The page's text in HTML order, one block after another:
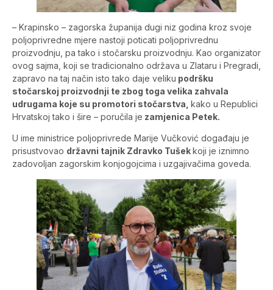
– Krapinsko – zagorska županija dugi niz godina kroz svoje
poljoprivredne mjere nastoji poticati poljoprivrednu
proizvodnju, pa tako i stočarsku proizvodnju. Kao organizator
ovog sajma, koji se tradicionalno održava u Zlataru i Pregradi,
zapravo na taj način isto tako daje veliku podršku
stočarskoj proizvodnji te zbog toga velika zahvala
udrugama koje su promotori stočarstva, kako u Republici
Hrvatskoj tako i šire – poručila je zamjenica Petek.
U ime ministrice poljoprivrede Marije Vučković događaju je
prisustvovao državni tajnik Zdravko Tušekkoji je iznimno
zadovoljan zagorskim konjogojcima i uzgajivačima goveda.